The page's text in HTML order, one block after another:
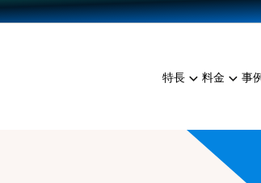
特長 料金 事例
雑貨販売
料金シミュレーション
コミュニティイベン
YouTubeチャンネル